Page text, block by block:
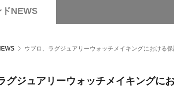
ドNEWS
ウブロ、ラグジュアリーウォッチメイキングにおける
グジュアリーウォッチメイキングに